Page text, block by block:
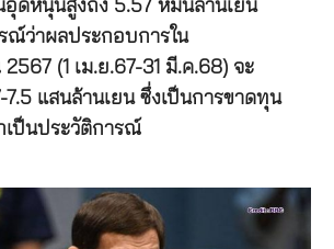
อุดหนุนสูงถึง 5.57 หมื่นล้านเยน
ณ์ว่าผลประกอบการใน
(1 เม.ย.67-31 มี.ค.68) จะ
แสนล้านเยน ซึ่งเป็นการขาดทุน
เป็นประวัติการณ์